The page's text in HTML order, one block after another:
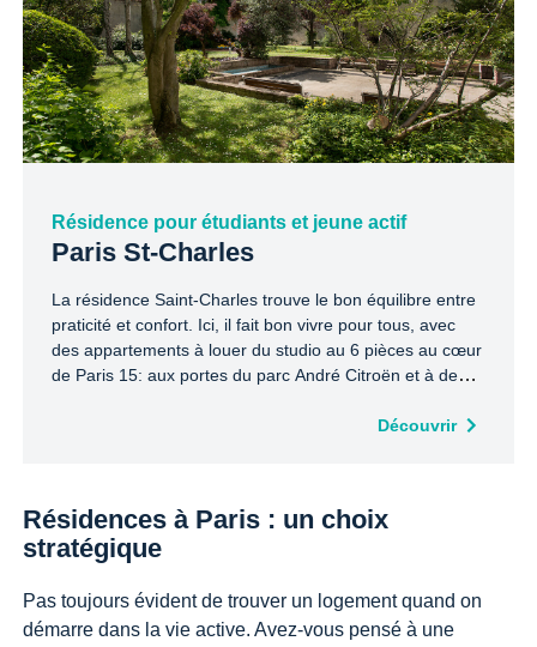
Résidence pour étudiants et jeune actif
Paris St-Charles
La résidence Saint-Charles trouve le bon équilibre entre
praticité et confort. Ici, il fait bon vivre pour tous, avec
des appartements à louer du studio au 6 pièces au cœur
de Paris 15: aux portes du parc André Citroën et à deux
au quotidien. Transports, écoles, commerces…Découvrir
Résidences à Paris : un choix
stratégique
Pas toujours évident de trouver un logement quand on
démarre dans la vie active. Avez-vous pensé à une